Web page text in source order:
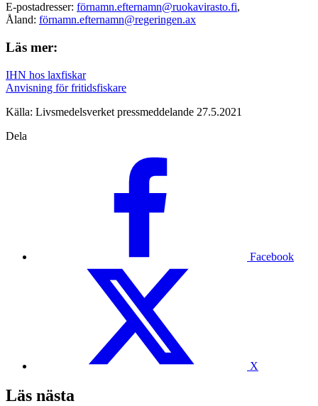
E-postadresser: förnamn.efternamn@ruokavirasto.fi,
Åland: förnamn.efternamn@regeringen.ax
Läs mer:
IHN hos laxfiskar
Anvisning för fritidsfiskare
Källa: Livsmedelsverket pressmeddelande 27.5.2021
Dela
Facebook
X
Läs nästa